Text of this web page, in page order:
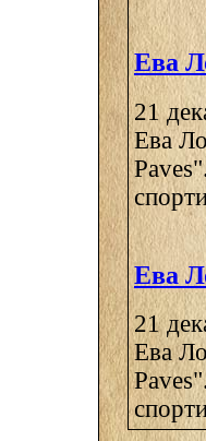
Ева
21
Ева
Ева
21
Ева